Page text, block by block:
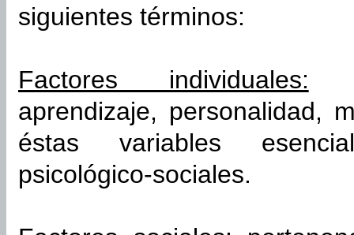
siguientes términos:
Factores individuales:
aprendizaje, personalidad,
éstas variables
psicológico-sociales.